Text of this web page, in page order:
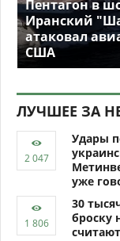
Пентагон в
Иранский
атаковал
США
ЛУЧШЕЕ ЗА
Удары
уже
30
броску